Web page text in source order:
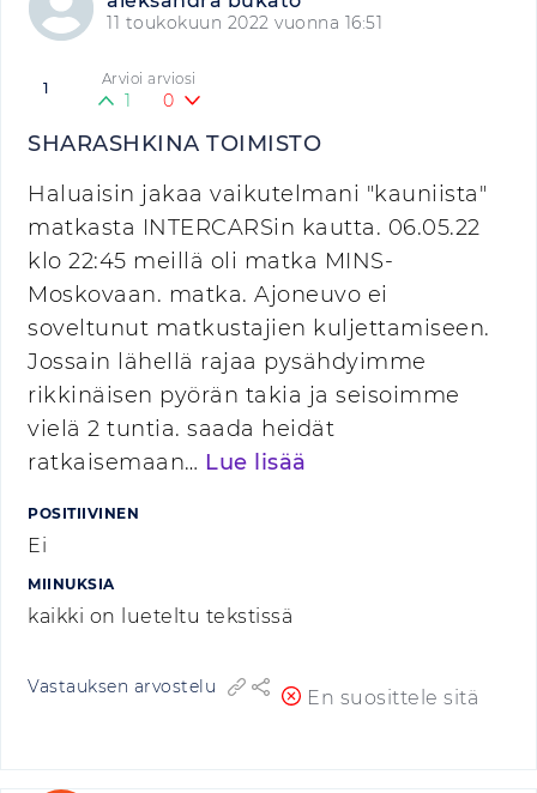
11 toukokuun 2022 vuonna 16:51
1 Arvioi arviosi
1 0
SHARASHKINA TOIMISTO
Haluaisin jakaa vaikutelmani "kauniista"
matkasta INTERCARSin kautta. 06.05.22
klo 22:45 meillä oli matka MINS-
Moskovaan. matka. Ajoneuvo ei
soveltunut matkustajien kuljettamiseen.
Jossain lähellä rajaa pysähdyimme
rikkinäisen pyörän takia ja seisoimme
vielä 2 tuntia. saada heidät
ratkaisemaan… Lue lisää
POSITIIVINEN
Ei
MIINUKSIA
kaikki on lueteltu tekstissä
Vastauksen arvostelu
En suosittele sitä